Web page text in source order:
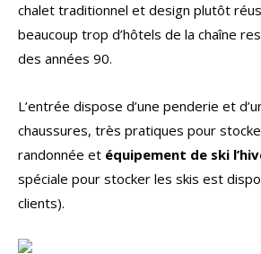
chalet traditionnel et design plutôt
beaucoup trop d’hôtels de la chaîne
des années 90.
L’entrée dispose d’une penderie et
chaussures, très pratiques pour
randonnée et équipement de ski
spéciale pour stocker les skis est
clients).